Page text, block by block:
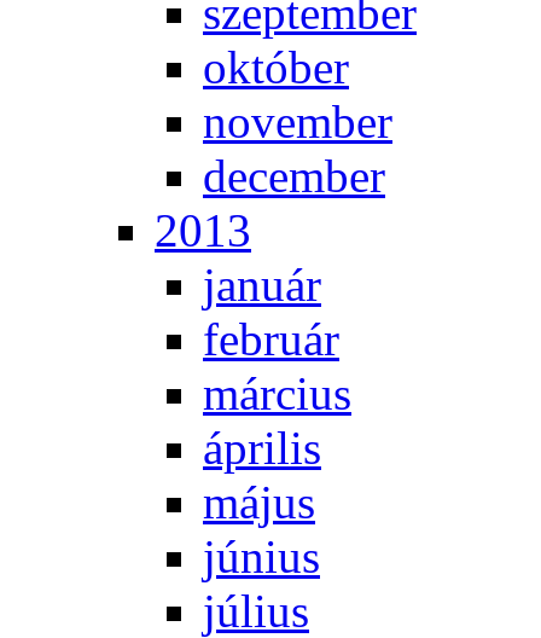
szep­tem­ber
ok­tó­ber
no­vem­ber
de­cem­ber
2013
ja­nu­ár
feb­ru­ár
már­ci­us
áp­ri­lis
má­jus
jú­ni­us
jú­li­us